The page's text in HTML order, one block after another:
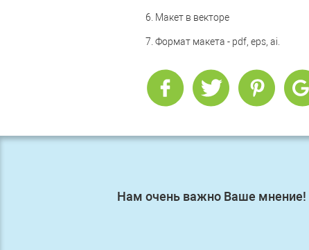
6. Макет в векторе
7. Формат макета - pdf, eps, ai.
Нам очень важно Ваше мнение!